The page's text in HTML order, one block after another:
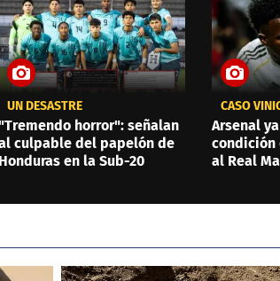
UN DESASTRE
horror": señalan
culpable del papelón de
Honduras en la Sub-20
CASO
Arsenal
condición
al Real